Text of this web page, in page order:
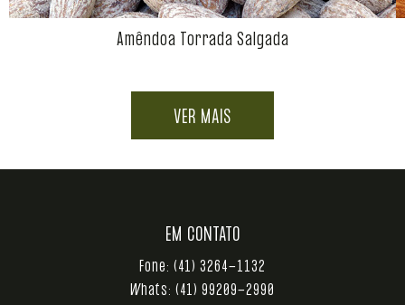
Amêndoa Torrada Salgada
VER MAIS
EM CONTATO
Fone: (41) 3264-1132
Whats: (41) 99209-2990